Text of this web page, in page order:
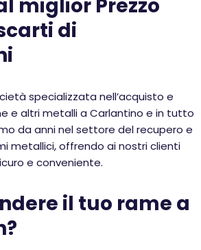
miglior Prezzo
di
specializzata nell’acquisto e
e altri metalli a Carlantino e in tutto
da anni nel settore del recupero e
metallici, offrendo ai nostri clienti
e conveniente.
il tuo rame a